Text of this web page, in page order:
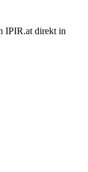
IPIR.at direkt in